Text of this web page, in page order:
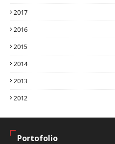
2017
2016
2015
2014
2013
2012
Portofolio